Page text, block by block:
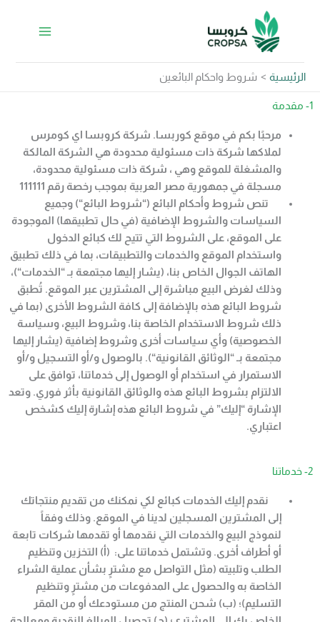
الرئيسية شروط واحكام البائعين
1- مقدمة
مرحبًا بكم في موقع كوربسا. شركة كروبسا اي كومرس
لملاكها شركة ذات مسئولية محدودة هي الشركة المالكة
والمشغلة للموقع وهي ، شركة ذات مسئولية محدودة،
مسجلة في جمهورية مصر العربية بموجب رخصة رقم 111111
تنص شروط وأحكام البائع (“شروط البائع“) وجميع
السياسات والشروط الإضافية (في حال تطبيقها) الموجودة
على الموقع، على الشروط التي تتيح لك كبائع الدخول
واستخدام الموقع والخدمات والتطبيقات، بما في ذلك تطبيق
الهاتف الجوال الخاص بنا، (يشار إليها مجتمعة بـ“الخدمات“)،
وذلك لغرض البيع مباشرة إلى المشترين عبر الموقع. تُطبق
شروط البائع هذه بالإضافة إلى كافة الشروط الأخرى (بما في
ذلك شروط الاستخدام الخاصة بنا، وشروط البيع، وسياسة
الخصوصية) وأي سياسات أخرى وشروط إضافية (يشار إليها
مجتمعة بـ“الوثائق القانونية“). بالوصول و/أو التسجيل و/أو
الاستمرار في استخدام أو الوصول إلى خدماتنا، توافق على
الالتزام بشروط البائع هذه والوثائق القانونية بأثر فوري. وتعد
الإشارة “إليك” في شروط البائع هذه إشارة إليك كشخص
اعتباري.
2- خدماتنا
نقدم إليك الخدمات كبائع لكي نمكنك من تقديم منتجاتك
إلى المشترين المسجلين لدينا في الموقع. وذلك وفقاً
لنموذج البيع والخدمات التي نقدمها أو تقدمها شركات تابعة
أو أطراف أخرى. وتشتمل خدماتنا على: (أ) التخزين وتنظيم
الطلب وتلبيته (مثل التواصل مع مشترٍ بشأن عملية الشراء
الخاصة به والحصول على المدفوعات من مشترٍ وتنظيم
التسليم)؛ (ب) شحن المنتج من مستودعك أو من المقر
https://api.whatsapp.com/send/?
LinkedIn
Facebook